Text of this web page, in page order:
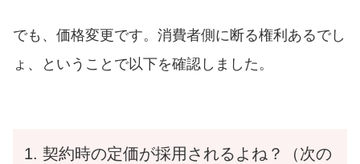
でも、価格変更です。消費者側に断る権利あるでし
ょ、ということで以下を確認しました。
契約時の定価が採用されるよね？（次の